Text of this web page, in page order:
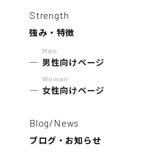
Blog/News
ブログ・お知らせ
Strength
強み・特徴
Man
男性向けページ
Woman
女性向けページ